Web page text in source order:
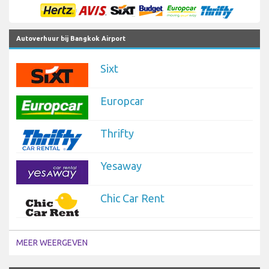
Autoverhuur bij Bangkok Airport
Sixt
Europcar
Thrifty
Yesaway
Chic Car Rent
MEER WEERGEVEN